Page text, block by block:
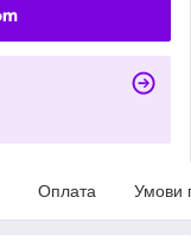
Оплата Умови